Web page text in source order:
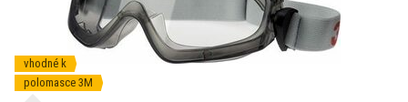
vhodné k
polomasce 3M